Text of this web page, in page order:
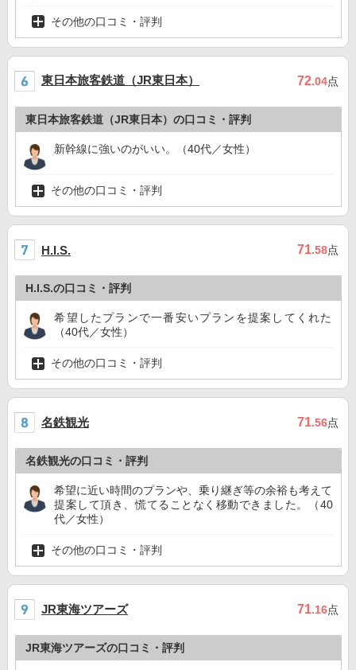
その他の口コミ・評判
東日本旅客鉄道（JR東日本） 72.04点
東日本旅客鉄道（JR東日本）の口コミ・評判
新幹線に強いのがいい。（40代／女性）
その他の口コミ・評判
H.I.S. 71.58点
H.I.S.の口コミ・評判
希望したプランで一番安いプランを提案してくれた
（40代／女性）
その他の口コミ・評判
名鉄観光 71.56点
名鉄観光の口コミ・評判
希望に近い時間のプランや、乗り継ぎ等の余裕も考えて
提案して頂き、慌てることなく移動できました。（40
代／女性）
その他の口コミ・評判
JR東海ツアーズ 71.16点
JR東海ツアーズの口コミ・評判